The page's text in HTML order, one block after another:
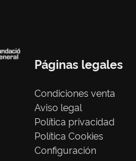
Páginas legales
Condiciones venta
Aviso legal
Política privacidad
Política Cookies
Configuración